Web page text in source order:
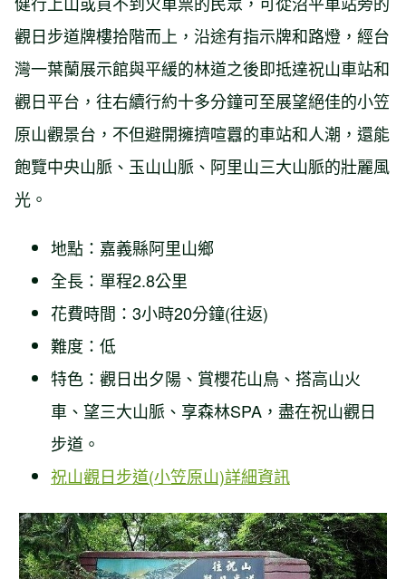
觀日步道牌樓拾階而上，沿途有指示牌和路燈，經台
灣一葉蘭展示館與平緩的林道之後即抵達祝山車站和
觀日平台，往右續行約十多分鐘可至展望絕佳的小笠
原山觀景台，不但避開擁擠喧囂的車站和人潮，還能
飽覽中央山脈、玉山山脈、阿里山三大山脈的壯麗風
光。
地點：嘉義縣阿里山鄉
全長：單程2.8公里
花費時間：3小時20分鐘(往返)
難度：低
特色：觀日出夕陽、賞櫻花山鳥、搭高山火
車、望三大山脈、享森林SPA，盡在祝山觀日
步道。
祝山觀日步道(小笠原山)詳細資訊